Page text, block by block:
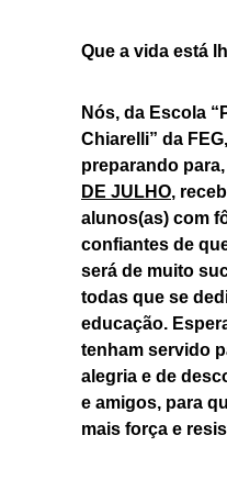
Que a vida está
Nós, da Escola
Chiarelli” da
preparando para,
DE JULHO,
alunos(as) com
confiantes de
será de muito
todas que se
educação.
tenham servido
alegria e de
e amigos, para
mais força e